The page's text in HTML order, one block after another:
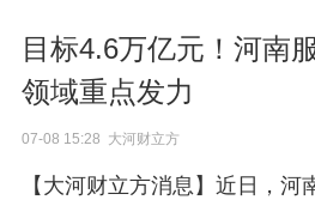
目标4.6万亿元！河南
领域重点发力
07-08 15:28 大河财立方
【大河财立方消息】近日，河